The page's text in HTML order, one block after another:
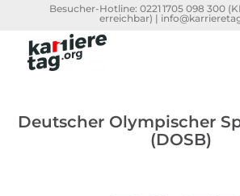
Besucher-Hotline:0221 1705 098 300
erreichbar) |
Deutscher Olympischer
(DOSB)